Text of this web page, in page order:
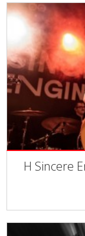
Η Sincere